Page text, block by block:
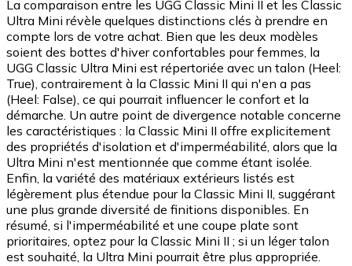
La comparaison entre les UGG Classic Mini II et les Classic
Ultra Mini révèle quelques distinctions clés à prendre en
compte lors de votre achat. Bien que les deux modèles
soient des bottes d'hiver confortables pour femmes, la
UGG Classic Ultra Mini est répertoriée avec un talon (Heel:
True), contrairement à la Classic Mini II qui n'en a pas
(Heel: False), ce qui pourrait influencer le confort et la
démarche. Un autre point de divergence notable concerne
les caractéristiques : la Classic Mini II offre explicitement
des propriétés d'isolation et d'imperméabilité, alors que la
Ultra Mini n'est mentionnée que comme étant isolée.
Enfin, la variété des matériaux extérieurs listés est
légèrement plus étendue pour la Classic Mini II, suggérant
une plus grande diversité de finitions disponibles. En
résumé, si l'imperméabilité et une coupe plate sont
prioritaires, optez pour la Classic Mini II ; si un léger talon
est souhaité, la Ultra Mini pourrait être plus appropriée.